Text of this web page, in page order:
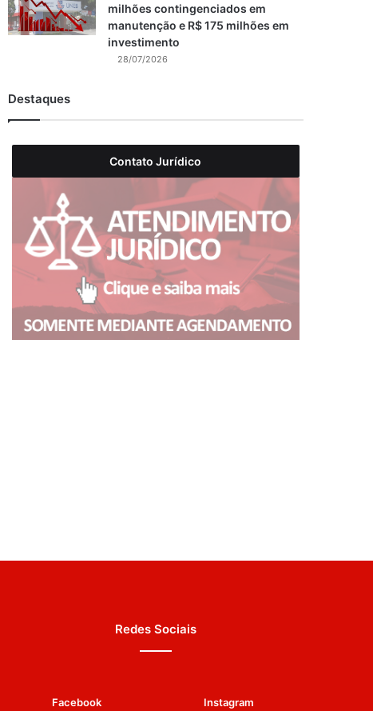
milhões contingenciados em
manutenção e R$ 175 milhões em
investimento
28/07/2026
Destaques
Contato Jurídico
Redes Sociais
Facebook Instagram